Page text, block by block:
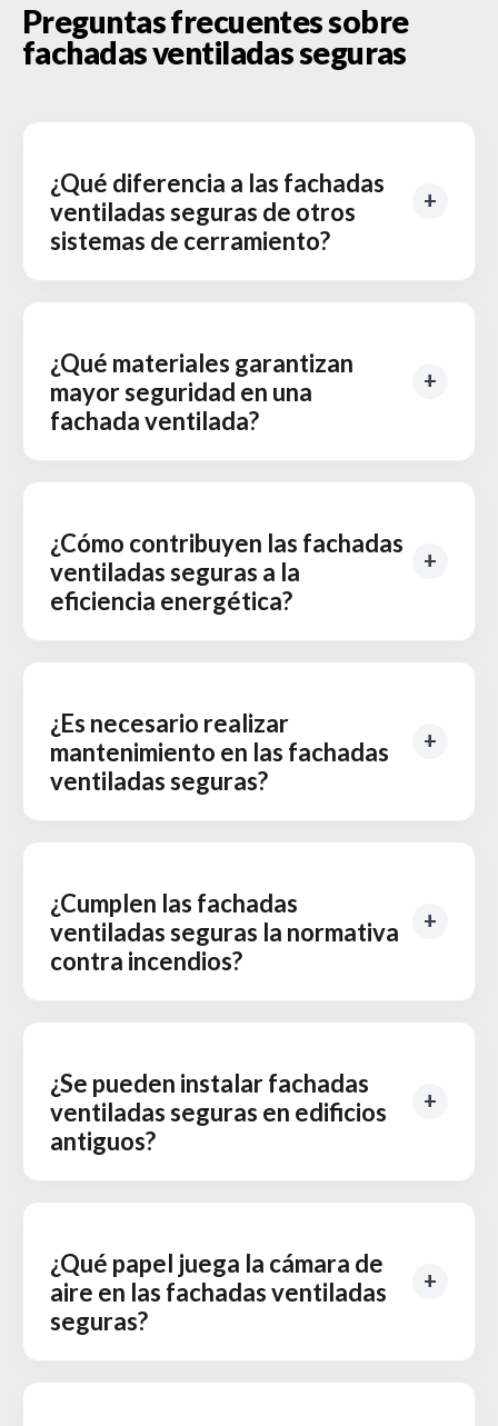
Preguntas frecuentes sobre
fachadas ventiladas seguras
¿Qué diferencia a las fachadas
ventiladas seguras de otros
sistemas de cerramiento?
¿Qué materiales garantizan
mayor seguridad en una
fachada ventilada?
¿Cómo contribuyen las fachadas
ventiladas seguras a la
eficiencia energética?
¿Es necesario realizar
mantenimiento en las fachadas
ventiladas seguras?
¿Cumplen las fachadas
ventiladas seguras la normativa
contra incendios?
¿Se pueden instalar fachadas
ventiladas seguras en edificios
antiguos?
¿Qué papel juega la cámara de
aire en las fachadas ventiladas
seguras?